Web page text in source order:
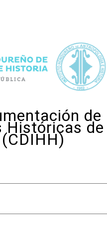
de
Históricas de